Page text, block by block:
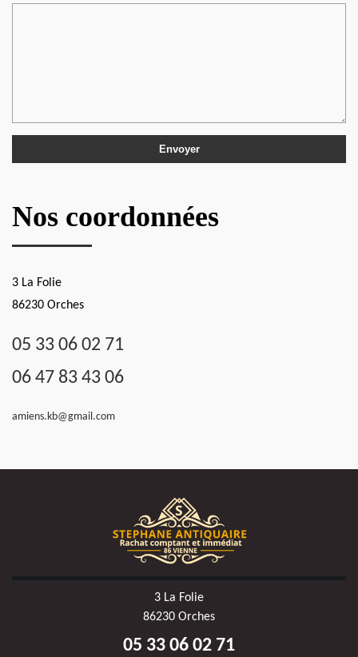
Nos coordonnées
3 La Folie
86230 Orches
05 33 06 02 71
06 47 83 43 06
amiens.kb@gmail.com
3 La Folie
86230 Orches
05 33 06 02 71